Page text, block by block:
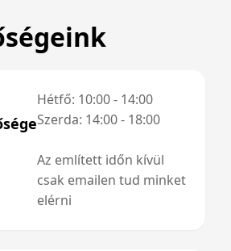
Hétfő: 10:00 - 14:00
Szerda: 14:00 - 18:00
Az említett időn kívül
csak emailen tud minket
elérni